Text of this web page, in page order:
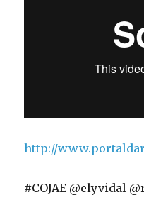
http://
#COJAE @elyvidal